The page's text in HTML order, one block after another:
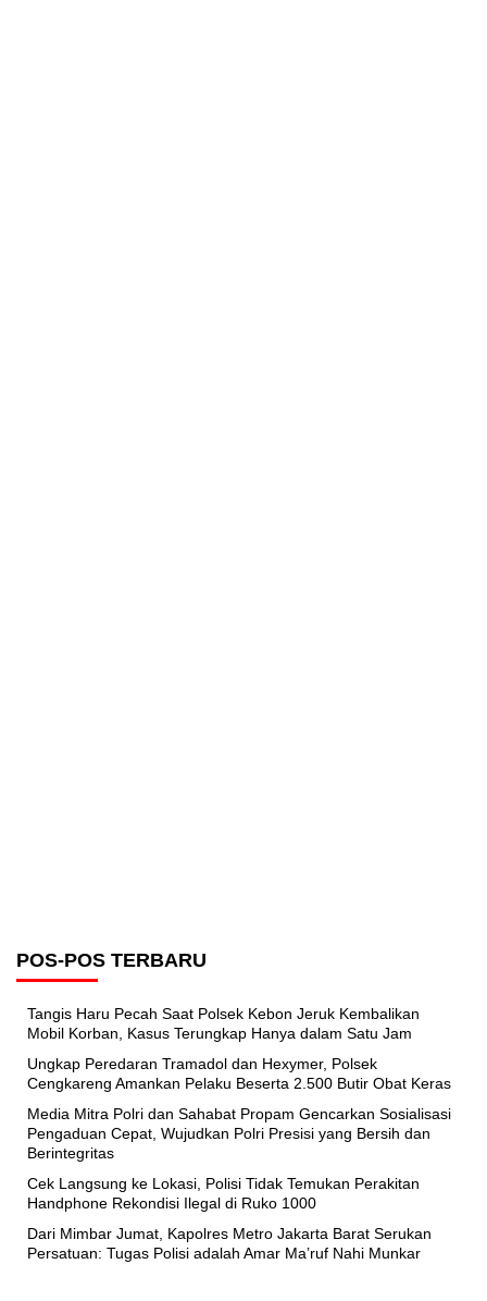
POS-POS TERBARU
Tangis Haru Pecah Saat Polsek Kebon Jeruk Kembalikan
Mobil Korban, Kasus Terungkap Hanya dalam Satu Jam
Ungkap Peredaran Tramadol dan Hexymer, Polsek
Cengkareng Amankan Pelaku Beserta 2.500 Butir Obat Keras
Media Mitra Polri dan Sahabat Propam Gencarkan Sosialisasi
Pengaduan Cepat, Wujudkan Polri Presisi yang Bersih dan
Berintegritas
Cek Langsung ke Lokasi, Polisi Tidak Temukan Perakitan
Handphone Rekondisi Ilegal di Ruko 1000
Dari Mimbar Jumat, Kapolres Metro Jakarta Barat Serukan
Persatuan: Tugas Polisi adalah Amar Ma’ruf Nahi Munkar